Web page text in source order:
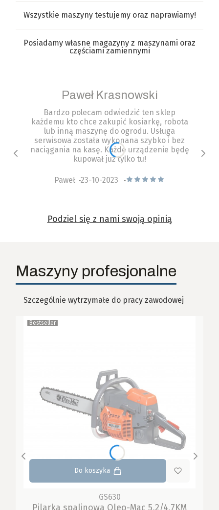
Wszystkie maszyny testujemy oraz naprawiamy!
Posiadamy własne magazyny z maszynami oraz
częściami zamiennymi
Paweł Krasnowski
Bardzo polecam odwiedzić ten sklep
każdemu kto chce zakupić kosiarkę, robota
lub inną maszynę do ogrodu. Usługa
serwisowa została wykonana szybko i bez
naciągania na kasę. Każde urządzenie będę
kupował już tylko tu!
Paweł 23-10-2023Paweł dał ocenę: 5
Podziel się z nami swoją opinią
Maszyny profesjonalne
Szczególnie wytrzymałe do pracy zawodowej
Bestseller
Do koszyka
GS630
Pilarka spalinowa Oleo-Mac 5,2/4,7KM